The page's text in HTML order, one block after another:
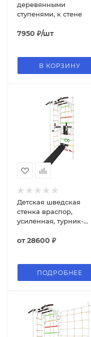
деревянными
ступенями, к стене
7950 ₽/шт
В КОРЗИНУ
Детская шведская
стенка враспор,
усиленная, турник-
+ пресс, канат, кольца,
от28600 ₽
ПОДРОБНЕЕ